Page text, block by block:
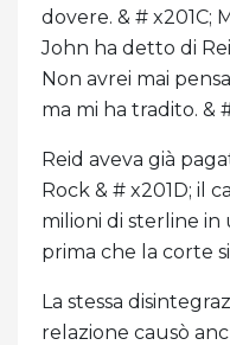
dovere. & # x201C;
John ha detto di
Non avrei mai
ma mi ha tradito. &
Reid aveva già
Rock & # x201D; il
milioni di sterline in
prima che la corte
La stessa
relazione causò